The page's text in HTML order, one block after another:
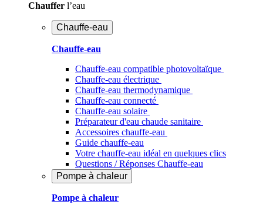
Chauffer l’eau
Chauffe-eau
Chauffe-eau
Chauffe-eau compatible photovoltaïque
Chauffe-eau électrique
Chauffe-eau thermodynamique
Chauffe-eau connecté
Chauffe-eau solaire
Préparateur d'eau chaude sanitaire
Accessoires chauffe-eau
Guide chauffe-eau
Votre chauffe-eau idéal en quelques clics
Questions / Réponses Chauffe-eau
Pompe à chaleur
Pompe à chaleur